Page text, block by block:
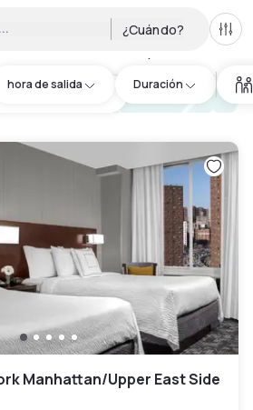
¿Cuándo?
hora de salida Duración
hotel.cta.view_map
Manhattan/Upper East Side